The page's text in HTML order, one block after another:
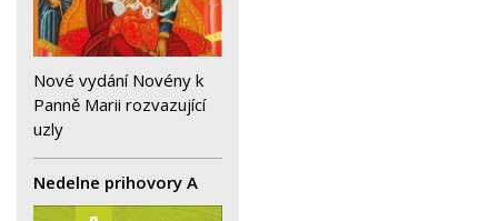
Nové vydání Novény k
Panně Marii rozvazující
uzly
Nedelne prihovory A